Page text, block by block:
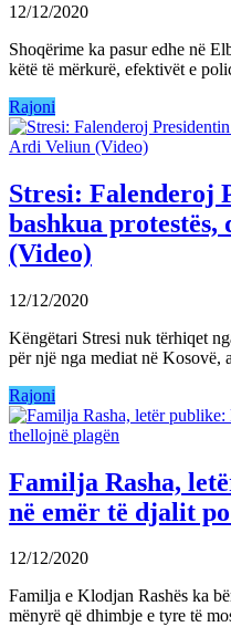
12/12/2020
Shoqërime ka pasur edhe në
këtë të mërkurë, efektivët e
Rajoni
Stresi: Falenderoj
bashkua
(Video)
12/12/2020
Këngëtari Stresi nuk tërhiqet
për një nga mediat në
Rajoni
Familja Rasha,
në emër të djalit
12/12/2020
Familja e Klodjan Rashës ka
mënyrë që dhimbje e tyre të